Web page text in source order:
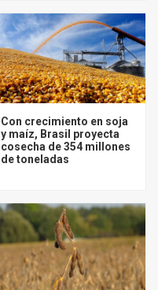
Con crecimiento en soja
y maíz, Brasil proyecta
cosecha de 354 millones
de toneladas